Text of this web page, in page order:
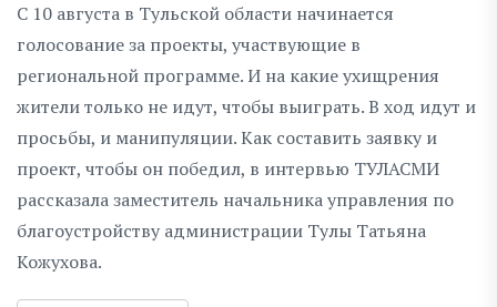
С 10 августа в Тульской области начинается
голосование за проекты, участвующие в
региональной программе. И на какие ухищрения
жители только не идут, чтобы выиграть. В ход идут и
просьбы, и манипуляции. Как составить заявку и
проект, чтобы он победил, в интервью ТУЛАСМИ
рассказала заместитель начальника управления по
благоустройству администрации Тулы Татьяна
Кожухова.